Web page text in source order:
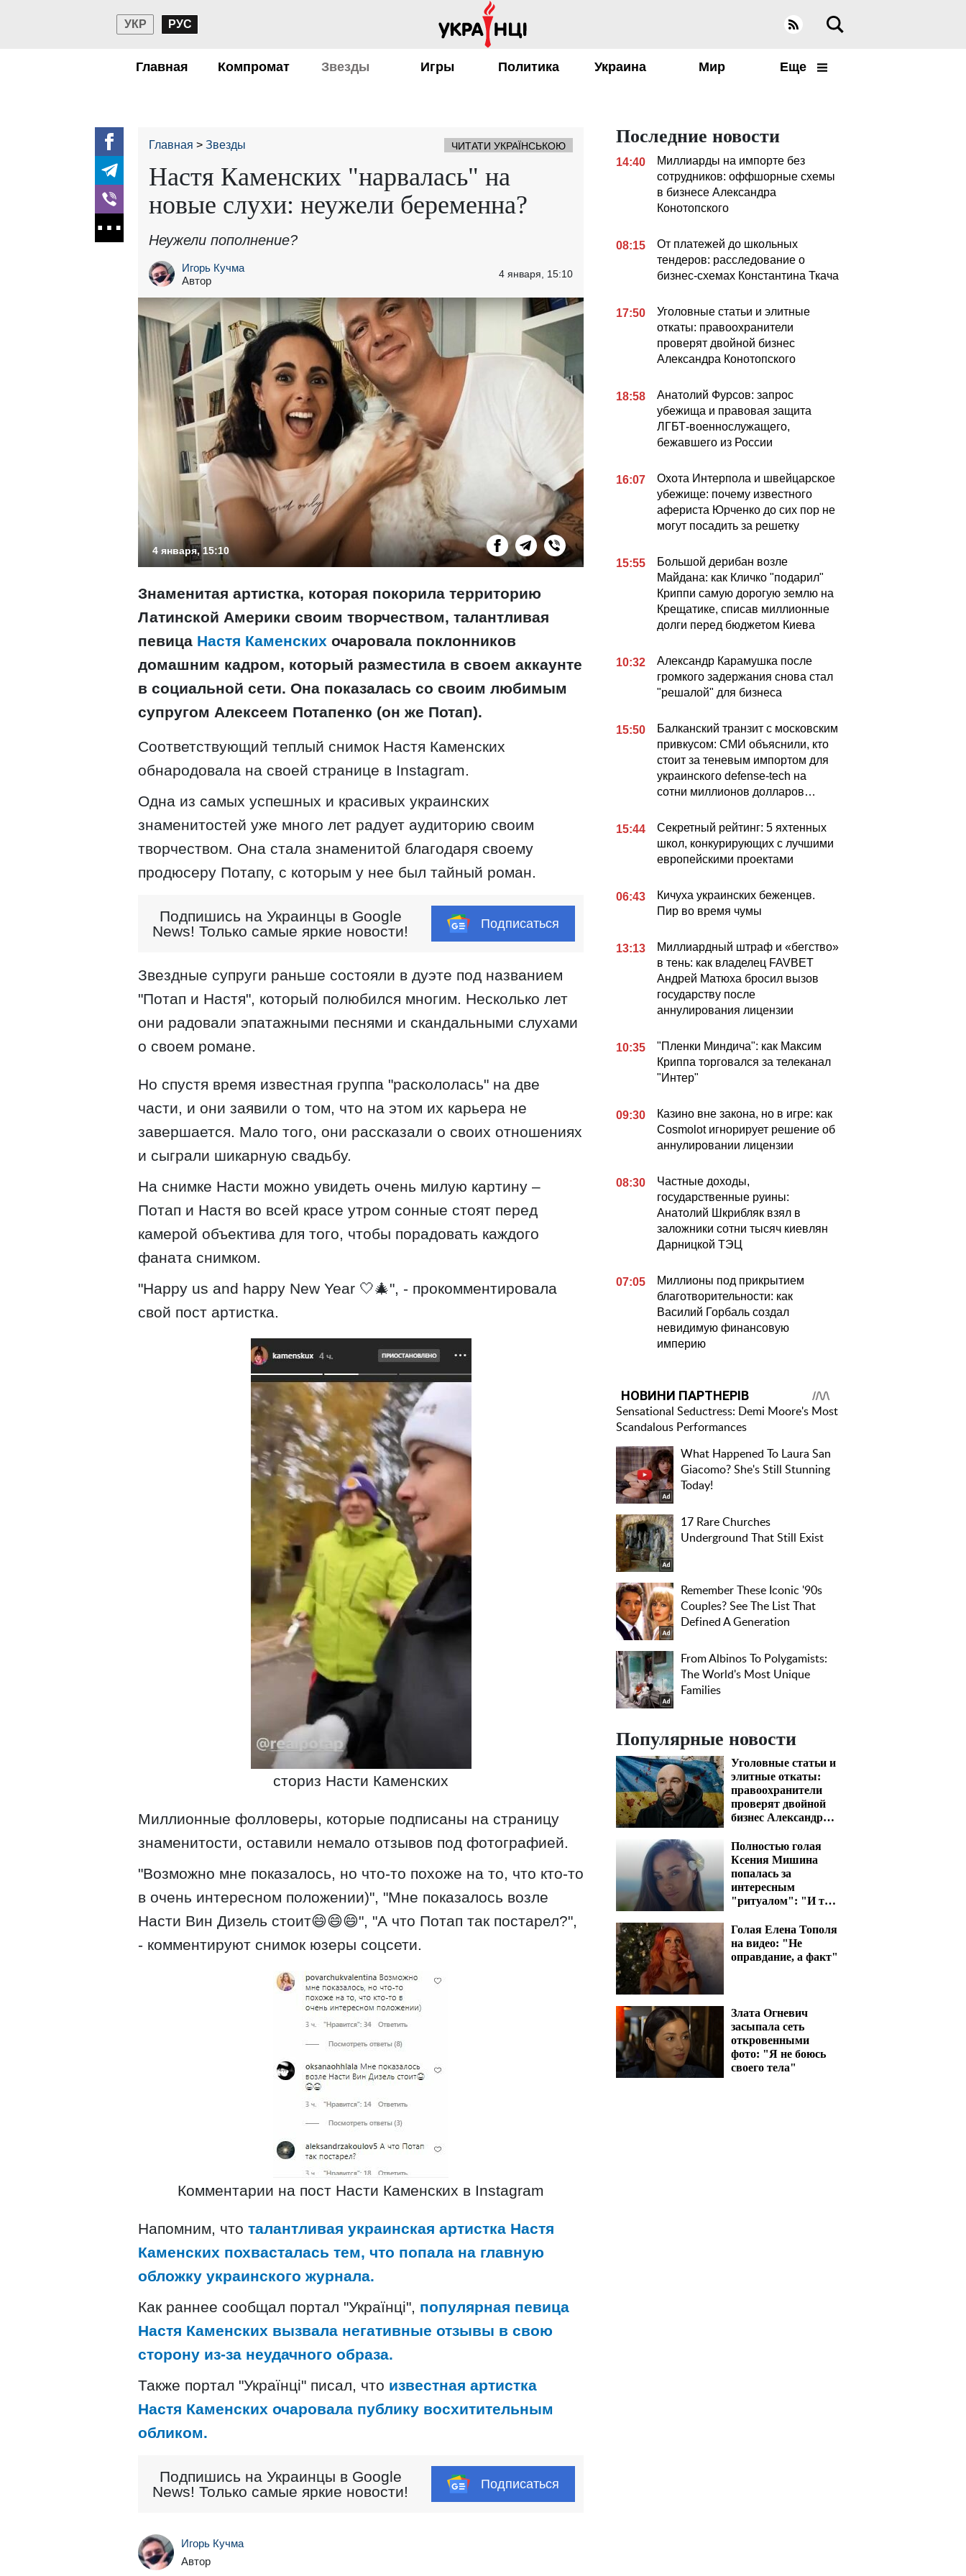
УКР РУС
Главная Компромат Звезды Игры Политика Украина Мир Еще
Главная Звезды ЧИТАТИ УКРАЇНСЬКОЮ
Настя Каменских "нарвалась" на
новые слухи: неужели беременна?
Неужели пополнение?
Игорь Кучма
Автор
4 января, 15:10
4 января, 15:10
Знаменитая артистка, которая покорила территорию
Латинской Америки своим творчеством, талантливая
певица Настя Каменских очаровала поклонников
домашним кадром, который разместила в своем аккаунте
в социальной сети. Она показалась со своим любимым
супругом Алексеем Потапенко (он же Потап).
Соответствующий теплый снимок Настя Каменских
обнародовала на своей странице в Instagram.
Одна из самых успешных и красивых украинских
знаменитостей уже много лет радует аудиторию своим
творчеством. Она стала знаменитой благодаря своему
продюсеру Потапу, с которым у нее был тайный роман.
Подпишись на Украинцы в Google
News! Только самые яркие новости!
Подписаться
Звездные супруги раньше состояли в дуэте под названием
"Потап и Настя", который полюбился многим. Несколько лет
они радовали эпатажными песнями и скандальными слухами
о своем романе.
Но спустя время известная группа "раскололась" на две
части, и они заявили о том, что на этом их карьера не
завершается. Мало того, они рассказали о своих отношениях
и сыграли шикарную свадьбу.
На снимке Насти можно увидеть очень милую картину –
Потап и Настя во всей красе утром сонные стоят перед
камерой объектива для того, чтобы порадовать каждого
фаната снимком.
"Happy us and happy New Year 🤍🎄", - прокомментировала
свой пост артистка.
сториз Насти Каменских
Миллионные фолловеры, которые подписаны на страницу
знаменитости, оставили немало отзывов под фотографией.
"Возможно мне показалось, но что-то похоже на то, что кто-то
в очень интересном положении)", "Мне показалось возле
Насти Вин Дизель стоит😄😄😄", "А что Потап так постарел?",
- комментируют снимок юзеры соцсети.
Комментарии на пост Насти Каменских в Instagram
Напомним, что талантливая украинская артистка Настя
Каменских похвасталась тем, что попала на главную
обложку украинского журнала.
Как раннее сообщал портал "Українці", популярная певица
Настя Каменских вызвала негативные отзывы в свою
сторону из-за неудачного образа.
Также портал "Українці" писал, что известная артистка
Настя Каменских очаровала публику восхитительным
обликом.
Подпишись на Украинцы в Google
News! Только самые яркие новости!
Подписаться
Игорь Кучма
Автор
Последние новости
14:40
Миллиарды на импорте без
сотрудников: оффшорные схемы
в бизнесе Александра
Конотопского
08:15
От платежей до школьных
тендеров: расследование о
бизнес-схемах Константина Ткача
17:50
Уголовные статьи и элитные
откаты: правоохранители
проверят двойной бизнес
Александра Конотопского
18:58
Анатолий Фурсов: запрос
убежища и правовая защита
ЛГБТ-военнослужащего,
бежавшего из России
16:07
Охота Интерпола и швейцарское
убежище: почему известного
афериста Юрченко до сих пор не
могут посадить за решетку
15:55
Большой дерибан возле
Майдана: как Кличко "подарил"
Криппи самую дорогую землю на
Крещатике, списав миллионные
долги перед бюджетом Киева
10:32
Александр Карамушка после
громкого задержания снова стал
"решалой" для бизнеса
15:50
Балканский транзит с московским
привкусом: СМИ объяснили, кто
стоит за теневым импортом для
украинского defense-tech на
сотни миллионов долларов…
15:44
Секретный рейтинг: 5 яхтенных
школ, конкурирующих с лучшими
европейскими проектами
06:43
Кичуха украинских беженцев.
Пир во время чумы
13:13
Миллиардный штраф и «бегство»
в тень: как владелец FAVBET
Андрей Матюха бросил вызов
государству после
аннулирования лицензии
10:35
"Пленки Миндича": как Максим
Криппа торговался за телеканал
"Интер"
09:30
Казино вне закона, но в игре: как
Cosmolot игнорирует решение об
аннулировании лицензии
08:30
Частные доходы,
государственные руины:
Анатолий Шкрибляк взял в
заложники сотни тысяч киевлян
Дарницкой ТЭЦ
07:05
Миллионы под прикрытием
благотворительности: как
Василий Горбаль создал
невидимую финансовую
империю
Популярные новости
Уголовные статьи и
элитные откаты:
правоохранители
проверят двойной
бизнес Александра
Полностью голая
Ксения Мишина
попалась за
интересным
"ритуалом": "И так
Голая Елена Тополя
на видео: "Не
оправдание, а факт"
Злата Огневич
засыпала сеть
откровенными
фото: "Я не боюсь
своего тела"